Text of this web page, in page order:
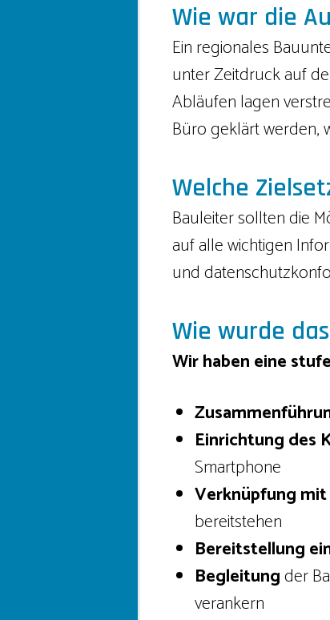
Wie war die
Ein regionales
unter Zeitdruck auf
Abläufen lagen
Büro geklärt werden,
Welche
Bauleiter sollten die
auf alle wichtigen
und
Wie wurde
Wir haben eine
Einrichtung des
Smartphone
Verknüpfung
bereitstehen
Bereitstellung
Begleitungder
verankern